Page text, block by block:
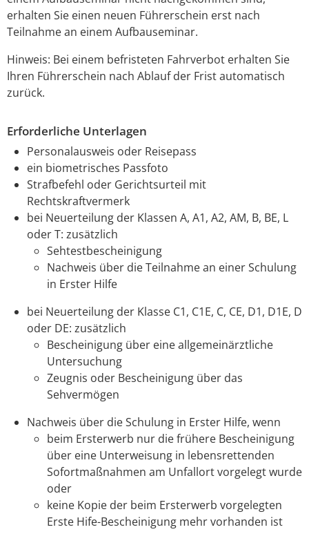
erhalten Sie einen neuen Führerschein erst nach
Teilnahme an einem Aufbauseminar.
Hinweis: Bei einem befristeten Fahrverbot erhalten Sie
Ihren Führerschein nach Ablauf der Frist automatisch
zurück.
Erforderliche Unterlagen
Personalausweis oder Reisepass
ein biometrisches Passfoto
Strafbefehl oder Gerichtsurteil mit
Rechtskraftvermerk
bei Neuerteilung der Klassen A, A1, A2, AM, B, BE, L
oder T: zusätzlich
Sehtestbescheinigung
Nachweis über die Teilnahme an einer Schulung
in Erster Hilfe
bei Neuerteilung der Klasse C1, C1E, C, CE, D1, D1E, D
oder DE: zusätzlich
Bescheinigung über eine allgemeinärztliche
Untersuchung
Zeugnis oder Bescheinigung über das
Sehvermögen
Nachweis über die Schulung in Erster Hilfe, wenn
beim Ersterwerb nur die frühere Bescheinigung
über eine Unterweisung in lebensrettenden
Sofortmaßnahmen am Unfallort vorgelegt wurde
oder
keine Kopie der beim Ersterwerb vorgelegten
Erste Hife-Bescheinigung mehr vorhanden ist